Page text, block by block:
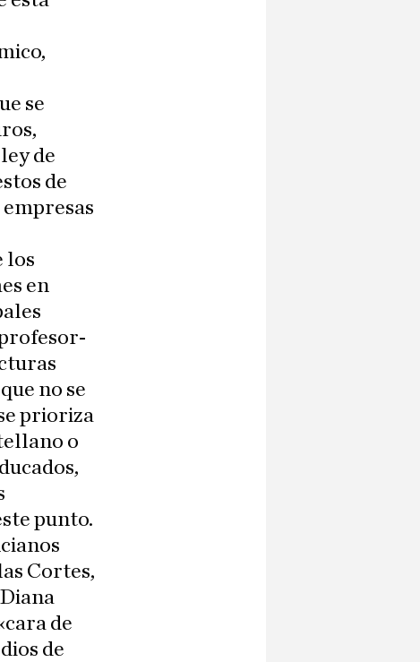
se
de
de
los
en
no se
prioriza
o
punto.
Cortes,
de
de